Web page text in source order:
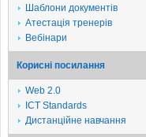
Шаблони документів
Атестація тренерів
Вебінари
Корисні посилання
Web 2.0
ICT Standards
Дистанційне навчання